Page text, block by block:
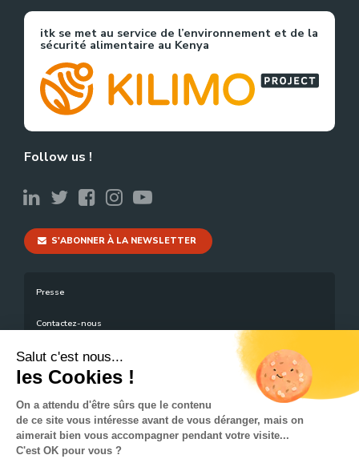
itk se met au service de l’environnement et de la
sécurité alimentaire au Kenya
Follow us !
S'ABONNER À LA NEWSLETTER
Presse
Contactez-nous
Mentions légales
Plan du site
Salut c'est nous...
les Cookies !
On a attendu d'être sûrs que le contenu
de ce site vous intéresse avant de vous déranger, mais on
aimerait bien vous accompagner pendant votre visite...
C'est OK pour vous ?